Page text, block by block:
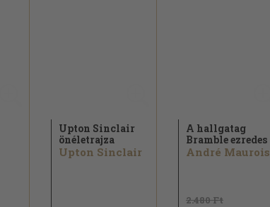
Upton Sinclair
önéletrajza
Upton Sinclair
A hallgatag
Bramble ezredes
André Maurois
2.480 Ft